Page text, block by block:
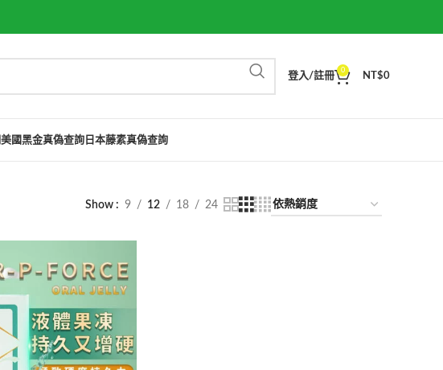
登入/註冊
0
NT$0
美國黑金真偽查詢 日本藤素真偽查詢
Show 9 12 18 24